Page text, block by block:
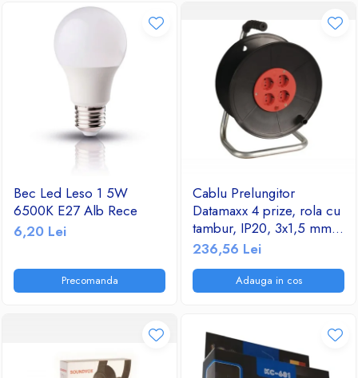
Bec Led Leso 1 5W
6500K E27 Alb Rece
6,20 Lei
Precomanda
Cablu Prelungitor
Datamaxx 4 prize, rola cu
tambur, IP20, 3x1,5 mmp,
3500W, 50 metri, maner
rosu/negru
236,56 Lei
Adauga in cos